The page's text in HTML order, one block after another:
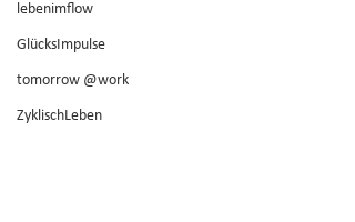
lebenimflow
GlücksImpulse
tomorrow @work
ZyklischLeben